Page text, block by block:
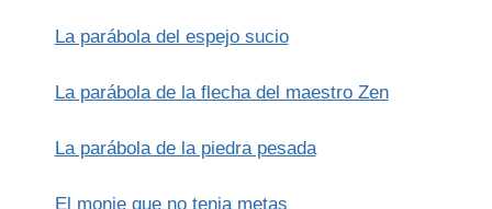
La parábola del espejo sucio
La parábola de la flecha del maestro Zen
La parábola de la piedra pesada
El monje que no tenia metas